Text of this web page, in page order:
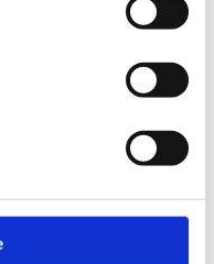
med.
Udsolgt